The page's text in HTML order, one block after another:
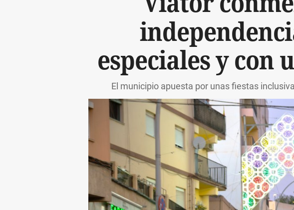
especiales y con
El municipio apuesta por unas fiestas